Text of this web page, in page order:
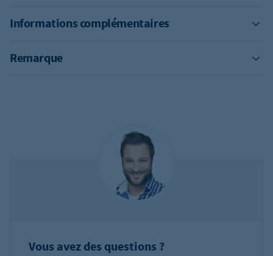
Informations complémentaires
Remarque
Vous avez des questions ?